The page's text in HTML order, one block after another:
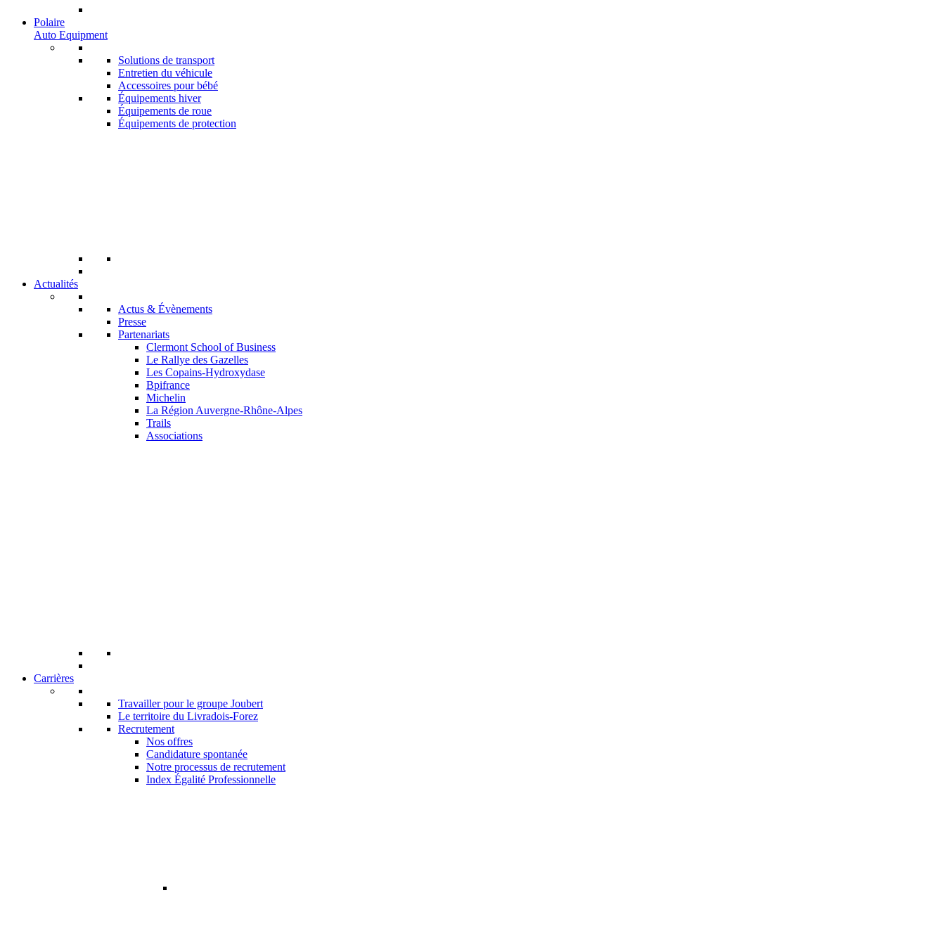
Polaire
Auto Equipment
Solutions de transport
Entretien du véhicule
Accessoires pour bébé
Équipements hiver
Équipements de roue
Équipements de protection
Actualités
Actus & Évènements
Presse
Partenariats
Clermont School of Business
Le Rallye des Gazelles
Les Copains-Hydroxydase
Bpifrance
Michelin
La Région Auvergne-Rhône-Alpes
Trails
Associations
Carrières
Travailler pour le groupe Joubert
Le territoire du Livradois-Forez
Recrutement
Nos offres
Candidature spontanée
Notre processus de recrutement
Index Égalité Professionnelle